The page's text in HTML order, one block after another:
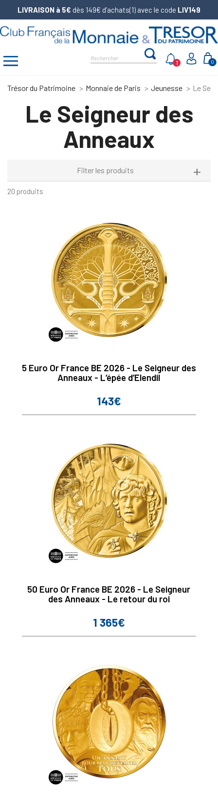
LIVRAISON à 5€ dès 149€ d’achats(1) avec le code LIV149
0
1
Trésor du Patrimoine Monnaie de Paris Jeunesse Le
Le Seigneur des
Anneaux
Filter les produits
20 produits
5 Euro Or France BE 2026 - Le Seigneur des
Anneaux - L‘épée d’Elendil
Prix
143€
50 Euro Or France BE 2026 - Le Seigneur
des Anneaux - Le retour du roi
Prix
1 365€